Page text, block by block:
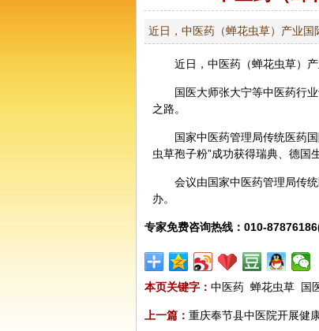
近日，中医药（蝉花虫草）产业国
近日， 中医药（蝉花虫草）
国医大师张大宁等中医药行
之路。
国家中医药管理局传统医药
虫草孢子粉”成功获得瑞典、德国
会议由国家中医药管理局传
办。
专家免费咨询热线：010-
本页关键字： 中医药 蝉花虫草 国
上一篇： 重庆奉节县中医院开展健